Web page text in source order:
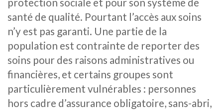
santé de qualité. Pourtant l’accès aux soins
n’y est pas garanti. Une partie de la
population est contrainte de reporter des
soins pour des raisons administratives ou
financières, et certains groupes sont
particulièrement vulnérables : personnes
hors cadre d’assurance obligatoire, sans-abri,